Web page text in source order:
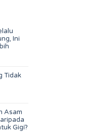
Ini
Tidak
Asam
Gigi?